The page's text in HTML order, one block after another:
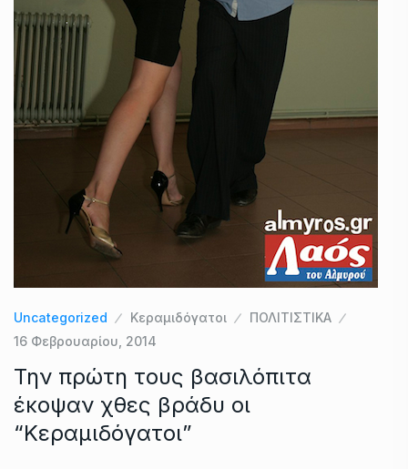
Uncategorized Κεραμιδόγατοι
ΠΟΛΙΤΙΣΤΙΚΑ
16 Φεβρουαρίου, 2014
Την πρώτη τους βασιλόπιτα
έκοψαν χθες βράδυ οι
“Κεραμιδόγατοι”